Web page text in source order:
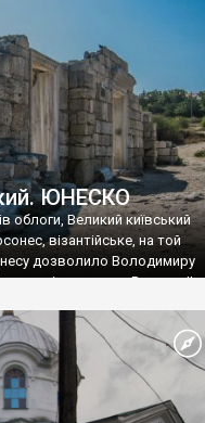
з фондів об’єкту
Таврійського».
Візантії», але експерти та
[…]
ЮНЕСКО
облоги, Великий київський
візантійське, на той
дозволило Володимиру
імператору Василю ІІ,
став Василем-
Русі. На честь
місто […]